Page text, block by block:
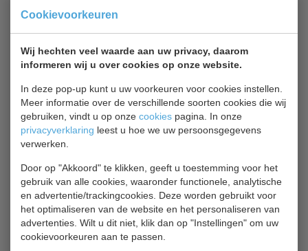
Cookievoorkeuren
Wij hechten veel waarde aan uw privacy, daarom
informeren wij u over cookies op onze website.
In deze pop-up kunt u uw voorkeuren voor cookies instellen.
Meer informatie over de verschillende soorten cookies die wij
gebruiken, vindt u op onze cookies pagina. In onze
privacyverklaring leest u hoe we uw persoonsgegevens
verwerken.
Door op "Akkoord" te klikken, geeft u toestemming voor het
gebruik van alle cookies, waaronder functionele, analytische
en advertentie/trackingcookies. Deze worden gebruikt voor
het optimaliseren van de website en het personaliseren van
advertenties. Wilt u dit niet, klik dan op "Instellingen" om uw
cookievoorkeuren aan te passen.
Combisteel geforceerde glasdeurkoelkast. Zwarte
ook voor alle andere te koelen levensmiddelen.
inclusief 4 roosters
koelt tussen +2º tot +8ºC
Afsluitbaar
Gerelateerde producten
CS Rooster+4 clips